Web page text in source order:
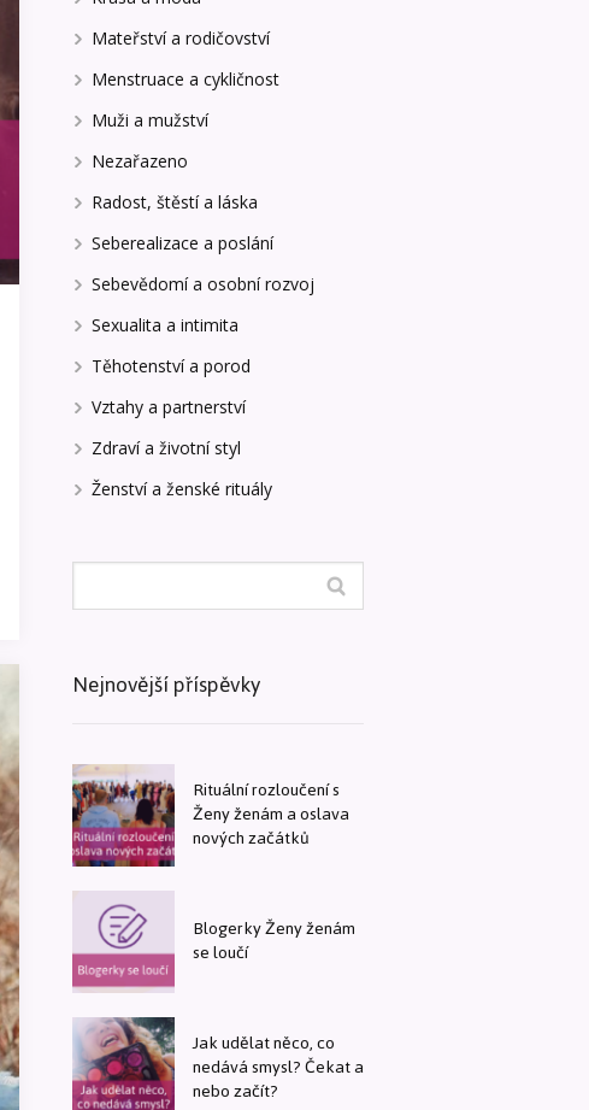
Mateřství a rodičovství
Menstruace a cykličnost
Muži a mužství
Nezařazeno
Radost, štěstí a láska
Seberealizace a poslání
Sebevědomí a osobní rozvoj
Sexualita a intimita
Těhotenství a porod
Vztahy a partnerství
Zdraví a životní styl
Ženství a ženské rituály
Nejnovější příspěvky
Rituální rozloučení s
Ženy ženám a oslava
nových začátků
Blogerky Ženy ženám
se loučí
Jak udělat něco, co
nedává smysl? Čekat a
nebo začít?